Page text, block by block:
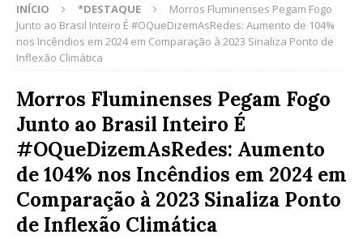
INÍCIO *DESTAQUE
Morros Fluminenses Pegam Fogo
Junto ao Brasil Inteiro É #OQueDizemAsRedes: Aumento de 104%
nos Incêndios em 2024 em Comparação à 2023 Sinaliza Ponto de
Inflexão Climática
Morros Fluminenses Pegam Fogo
Junto ao Brasil Inteiro É
#OQueDizemAsRedes: Aumento
de 104% nos Incêndios em 2024 em
Comparação à 2023 Sinaliza Ponto
de Inflexão Climática